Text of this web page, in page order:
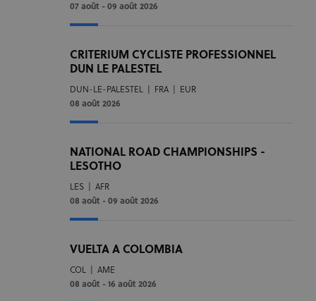
07 août - 09 août 2026
CRITERIUM CYCLISTE PROFESSIONNEL
DUN LE PALESTEL
DUN-LE-PALESTEL FRA
EUR
08 août 2026
NATIONAL ROAD CHAMPIONSHIPS -
LESOTHO
LES |AFR
08 août - 09 août 2026
VUELTA A COLOMBIA
COL |AME
08 août - 16 août 2026